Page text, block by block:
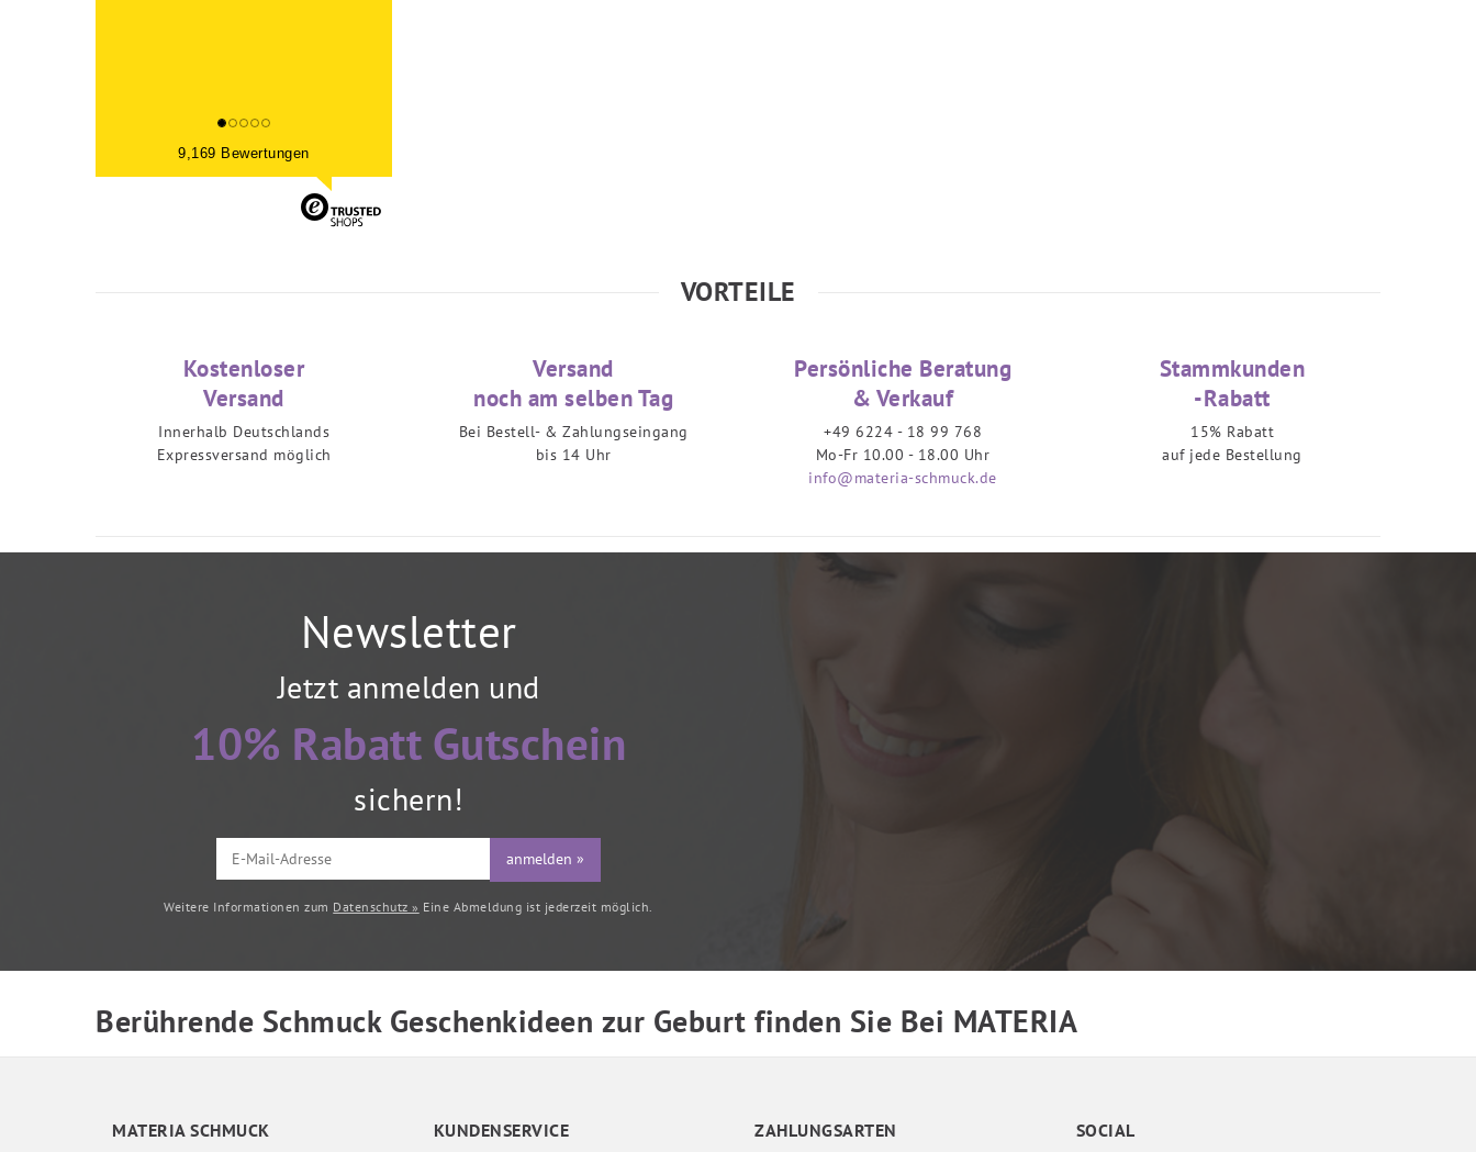
9,169 Bewertungen
VORTEILE
Kostenloser
Versand
Innerhalb Deutschlands
Expressversand möglich
Versand
noch am selben Tag
Bei Bestell- & Zahlungseingang
bis 14 Uhr
Persönliche Beratung
& Verkauf
+49 6224 - 18 99 768
Mo-Fr 10.00 - 18.00 Uhr
info@materia-schmuck.de
Stammkunden
-Rabatt
15% Rabatt
auf jede Bestellung
Newsletter
Jetzt anmelden und
10% Rabatt Gutschein
sichern!
anmelden »
Weitere Informationen zum Datenschutz » Eine Abmeldung ist jederzeit möglich.
Berührende Schmuck Geschenkideen zur Geburt finden Sie Bei MATERIA
MATERIA SCHMUCK KUNDENSERVICE ZAHLUNGSARTEN SOCIAL